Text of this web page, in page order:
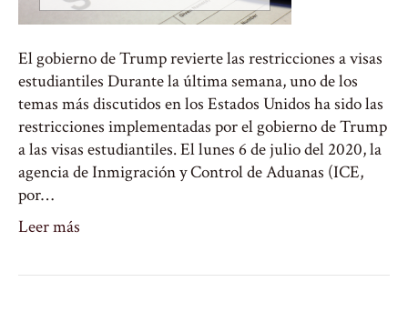
El gobierno de Trump revierte las restricciones a visas
estudiantiles Durante la última semana, uno de los
temas más discutidos en los Estados Unidos ha sido las
restricciones implementadas por el gobierno de Trump
a las visas estudiantiles. El lunes 6 de julio del 2020, la
agencia de Inmigración y Control de Aduanas (ICE,
por…
Leer más